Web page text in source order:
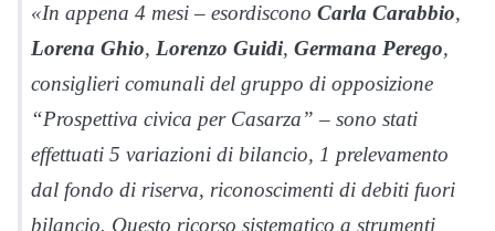
«In appena 4 mesi – esordiscono Carla Carabbio,
Lorena Ghio, Lorenzo Guidi, Germana Perego,
consiglieri comunali del gruppo di opposizione
“Prospettiva civica per Casarza” – sono stati
effettuati 5 variazioni di bilancio, 1 prelevamento
dal fondo di riserva, riconoscimenti di debiti fuori
bilancio. Questo ricorso sistematico a strumenti